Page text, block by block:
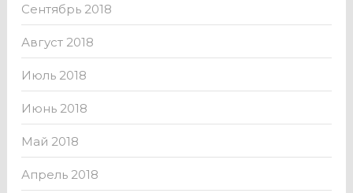
Сентябрь 2018
Август 2018
Июль 2018
Июнь 2018
Май 2018
Апрель 2018